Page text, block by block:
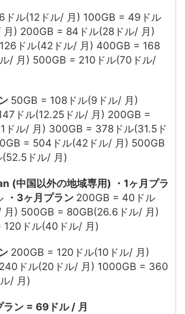
ドル(12ドル/ 月) 100GB = 49ドル
月) 200GB = 84ドル(28ドル/ 月)
ドル(42ドル/ 月) 400GB = 168
/ 月) 500GB = 210ドル(70ドル/
50GB = 108ドル(9ドル/ 月)
ドル(12.25ドル/ 月) 200GB =
ドル/ 月) 300GB = 378ドル(31.5ド
= 504ドル(42ドル/ 月) 500GB
ドル/ 月)
(中国以外の地域専用) ・1ヶ月プラ
・3ヶ月プラン 200GB = 40ドル
月) 500GB = 80GB(26.6ドル/ 月)
120ドル(40ドル/ 月)
200GB = 120ドル(10ドル/ 月)
ドル(20ドル/ 月) 1000GB = 360
/ 月)
ラン = 69 ドル/ 月